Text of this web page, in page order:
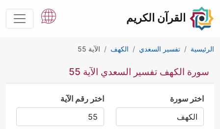
القرآن الكريم
الرئيسية تفسير السعدي الكهف الآية 55
سورة الكهف تفسير السعدي الآية 55
اختر سورة اختر رقم الآية